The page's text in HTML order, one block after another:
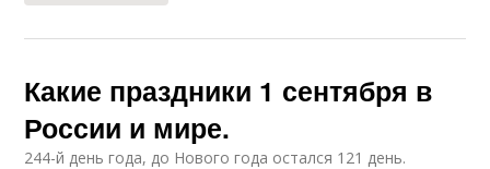
Какие праздники 1 сентября в
России и мире.
244-й день года, до Нового года остался 121 день.